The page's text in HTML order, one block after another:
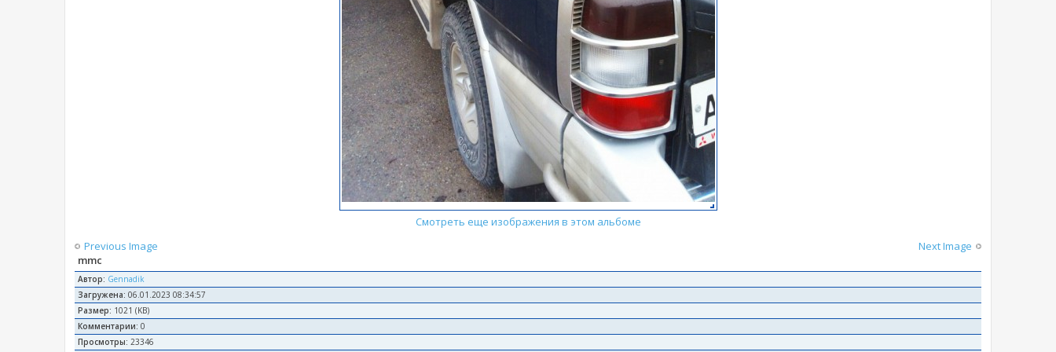
Смотреть еще изображения в этом альбоме
Previous Image
Next Image
mmc
Автор: Gennadik
Загружена: 06.01.2023 08:34:57
Размер: 1021 (KB)
Комментарии: 0
Просмотры: 23346